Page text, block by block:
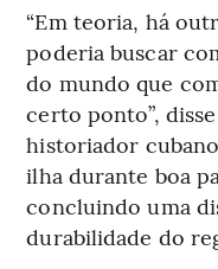
“Em teoria, há
poderia buscar
do mundo que
certo ponto”,
historiador
ilha durante boa
concluindo uma
durabilidade do